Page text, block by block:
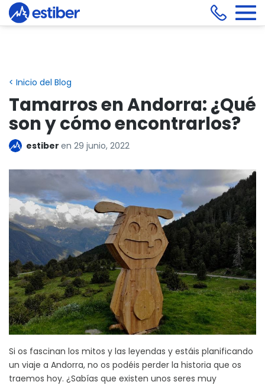
< Inicio del Blog
Tamarros en Andorra: ¿Qué
son y cómo encontrarlos?
estiber en 29 junio, 2022
Si os fascinan los mitos y las leyendas y estáis planificando
un viaje a Andorra, no os podéis perder la historia que os
traemos hoy. ¿Sabías que existen unos seres muy